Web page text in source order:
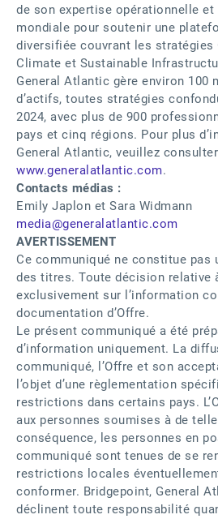
de son expertise opérationnelle
mondiale pour soutenir une
diversifiée couvrant les stratégies
Climate et Sustainable
General Atlantic gère environ 100
d’actifs, toutes stratégies
2024, avec plus de 900
pays et cinq régions. Pour plus
General Atlantic, veuillez
www.generalatlantic.com.
Contacts médias :
Emily Japlon et Sara Widmann
media@generalatlantic.com
AVERTISSEMENT
Ce communiqué ne constitue pas
des titres. Toute décision relative
exclusivement sur l’information
documentation d’Offre.
Le présent communiqué a été
d’information uniquement. La
communiqué, l’Offre et son
l’objet d’une règlementation
restrictions dans certains pays.
aux personnes soumises à de
conséquence, les personnes en
communiqué sont tenues de se
restrictions locales
conformer. Bridgepoint, General
déclinent toute responsabilité